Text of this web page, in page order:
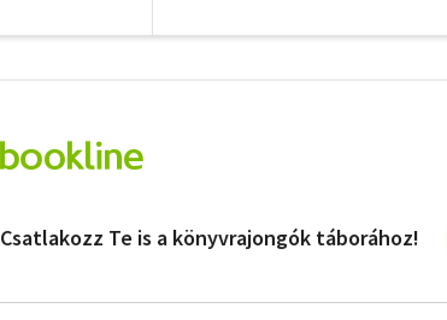
Csatlakozz Te is a könyvrajongók táborához!